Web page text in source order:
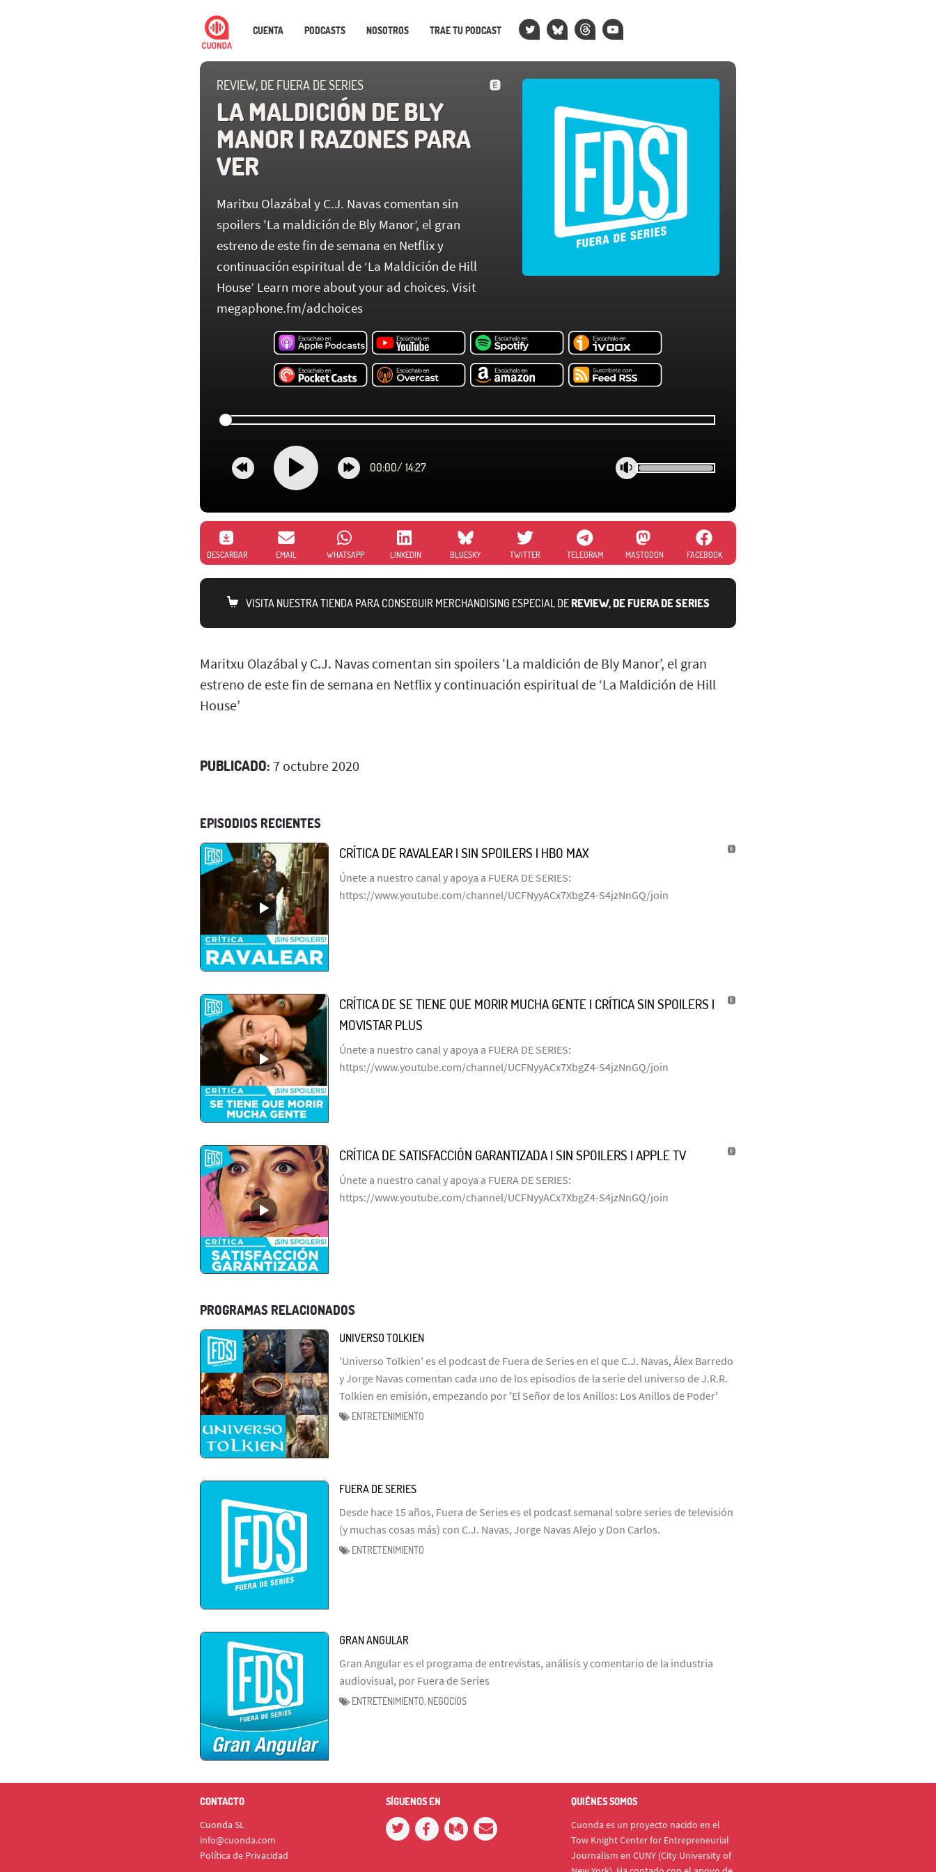
CUENTA PODCASTS NOSOTROS TRAE TU PODCAST
REVIEW, DE FUERA DE SERIES
LA MALDICIÓN DE BLY
MANOR | RAZONES PARA
VER
Maritxu Olazábal y C.J. Navas comentan sin
spoilers 'La maldición de Bly Manor’, el gran
estreno de este fin de semana en Netflix y
continuación espiritual de ‘La Maldición de Hill
House’ Learn more about your ad choices. Visit
megaphone.fm/adchoices
00:00/ 14:27
DESCARGAR EMAIL WHATSAPP LINKEDIN BLUESKY TWITTER TELEGRAM MASTODON FACEBOOK
VISITA NUESTRA TIENDA PARA CONSEGUIR MERCHANDISING ESPECIAL DEREVIEW, DE FUERA DE SERIES
Maritxu Olazábal y C.J. Navas comentan sin spoilers 'La maldición de Bly Manor’, el gran
estreno de este fin de semana en Netflix y continuación espiritual de ‘La Maldición de Hill
House’
PUBLICADO: 7 octubre 2020
EPISODIOS RECIENTES
CRÍTICA DE RAVALEAR | SIN SPOILERS | HBO MAX
Únete a nuestro canal y apoya a FUERA DE SERIES:
https://www.youtube.com/channel/UCFNyyACx7XbgZ4-S4jzNnGQ/join
CRÍTICA DE SE TIENE QUE MORIR MUCHA GENTE | CRÍTICA SIN SPOILERS |
MOVISTAR PLUS
Únete a nuestro canal y apoya a FUERA DE SERIES:
https://www.youtube.com/channel/UCFNyyACx7XbgZ4-S4jzNnGQ/join
CRÍTICA DE SATISFACCIÓN GARANTIZADA | SIN SPOILERS | APPLE TV
Únete a nuestro canal y apoya a FUERA DE SERIES:
https://www.youtube.com/channel/UCFNyyACx7XbgZ4-S4jzNnGQ/join
PROGRAMAS RELACIONADOS
UNIVERSO TOLKIEN
'Universo Tolkien' es el podcast de Fuera de Series en el que C.J. Navas, Álex Barredo
y Jorge Navas comentan cada uno de los episodios de la serie del universo de J.R.R.
Tolkien en emisión, empezando por 'El Señor de los Anillos: Los Anillos de Poder'
ENTRETENIMIENTO
FUERA DE SERIES
Desde hace 15 años, Fuera de Series es el podcast semanal sobre series de televisión
(y muchas cosas más) con C.J. Navas, Jorge Navas Alejo y Don Carlos.
ENTRETENIMIENTO
GRAN ANGULAR
Gran Angular es el programa de entrevistas, análisis y comentario de la industria
audiovisual, por Fuera de Series
ENTRETENIMIENTO, NEGOCIOS
CONTACTO
Cuonda SL
info@cuonda.com
Política de Privacidad
SÍGUENOS EN QUIÉNES SOMOS
Cuonda es un proyecto nacido en el
Tow Knight Center for Entrepreneurial
Journalism en CUNY (City University of